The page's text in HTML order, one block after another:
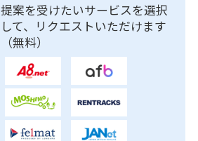
提案を受けたいサービスを選択
して、リクエストいただけます
（無料）